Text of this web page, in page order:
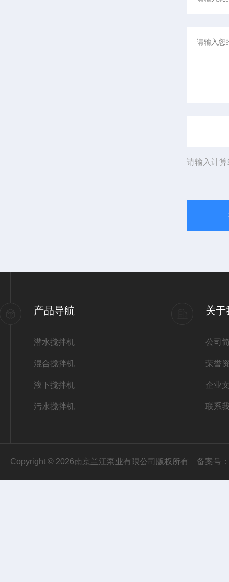
请输入计
产品导航
潜水搅拌机
混合搅拌机
液下搅拌机
污水搅拌机
关于
公司
荣誉
企业
联系
Copyright © 2026南京兰江泵业有限公司版权所有 备案号